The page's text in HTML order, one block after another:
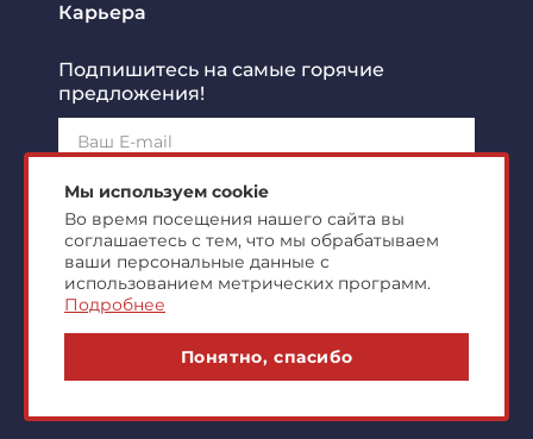
Карьера
Недвижимости"
Подпишитесь на самые горячие
предложения!
Подписаться!
Я ознакомлен сполитикой конфиденциальности
согласен наобработку персональных данных
Мы используем cookie
Во время посещения нашего сайта вы
соглашаетесь с тем, что мы обрабатываем
ваши персональные данные с
использованием метрических программ.
Подробнее
Понятно, спасибо